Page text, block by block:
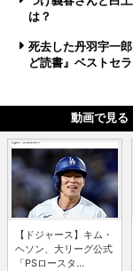
は？
死去した丹羽宇一
ど読書』ベストセ
動画で見る
【ドジャース】キム・
ヘソン、大リーグ公式
「PSロースタ...